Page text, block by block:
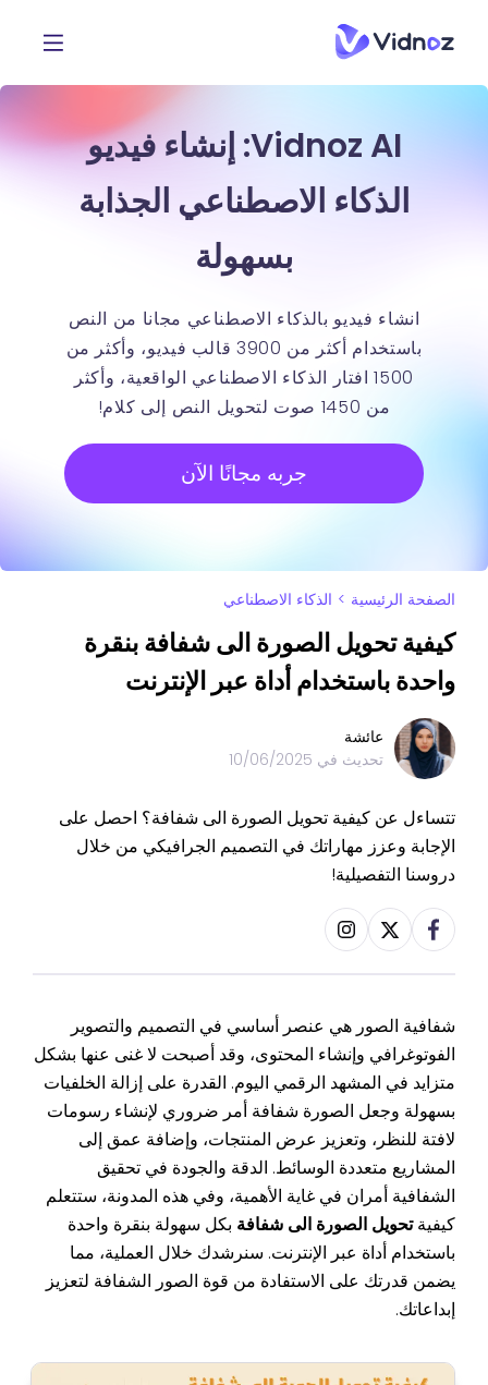
Vidnoz AI: إنشاء فيديو
الذكاء الاصطناعي الجذابة
بسهولة
انشاء فيديو بالذكاء الاصطناعي مجانا من النص
باستخدام أكثر من 3900 قالب فيديو، وأكثر من
1500 افتار الذكاء الاصطناعي الواقعية، وأكثر
من 1450 صوت لتحويل النص إلى كلام!
جربه مجانًا الآن
الصفحة الرئيسية > الذكاء الاصطناعي
كيفية تحويل الصورة الى شفافة بنقرة
واحدة باستخدام أداة عبر الإنترنت
عائشة
تحديث في 10/06/2025
تتساءل عن كيفية تحويل الصورة الى شفافة؟ احصل على
الإجابة وعزز مهاراتك في التصميم الجرافيكي من خلال
دروسنا التفصيلية!
شفافية الصور هي عنصر أساسي في التصميم والتصوير
الفوتوغرافي وإنشاء المحتوى، وقد أصبحت لا غنى عنها بشكل
متزايد في المشهد الرقمي اليوم. القدرة على إزالة الخلفيات
بسهولة وجعل الصورة شفافة أمر ضروري لإنشاء رسومات
لافتة للنظر، وتعزيز عرض المنتجات، وإضافة عمق إلى
المشاريع متعددة الوسائط. الدقة والجودة في تحقيق
الشفافية أمران في غاية الأهمية، وفي هذه المدونة، ستتعلم
كيفيةتحويل الصورة الى شفافة بكل سهولة بنقرة واحدة
باستخدام أداة عبر الإنترنت. سنرشدك خلال العملية، مما
يضمن قدرتك على الاستفادة من قوة الصور الشفافة لتعزيز
إبداعاتك.